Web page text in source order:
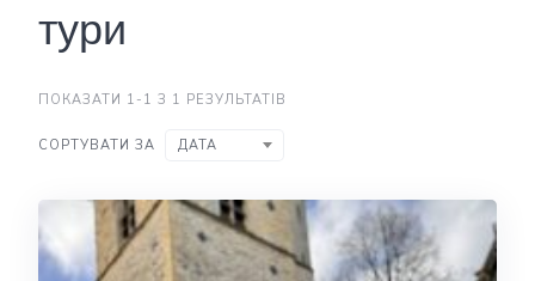
тури
ПОКАЗАТИ 1-1 З 1 РЕЗУЛЬТАТІВ
СОРТУВАТИ ЗА ДАТА